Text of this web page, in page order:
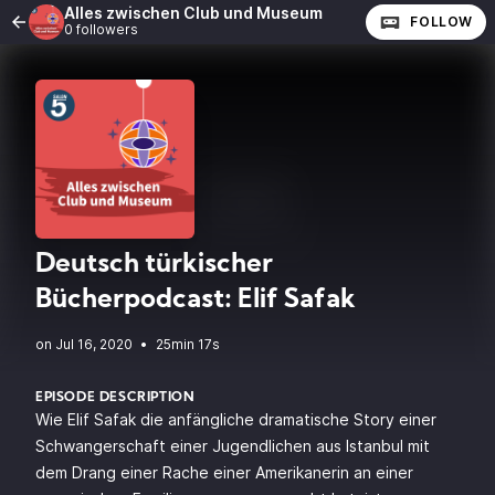
Alles zwischen Club und Museum
0 followers FOLLOW
Deutsch türkischer
Bücherpodcast: Elif Safak
• 25min 17s
EPISODE DESCRIPTION
Wie Elif Safak die anfängliche dramatische Story einer
Schwangerschaft einer Jugendlichen aus Istanbul mit
dem Drang einer Rache einer Amerikanerin an einer